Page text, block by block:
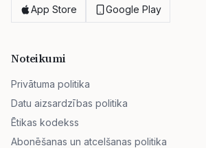
App Store Google Play
Noteikumi
Privātuma politika
Datu aizsardzības politika
Ētikas kodekss
Abonēšanas un atcelšanas politika